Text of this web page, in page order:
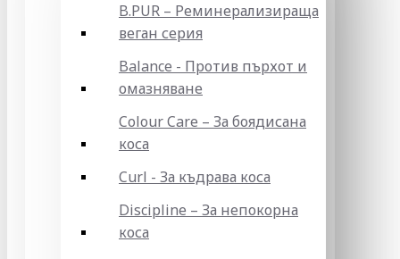
B.PUR – Реминерализираща
веган серия
Balance - Против пърхот и
омазняване
Colour Care – За боядисана
коса
Curl - За къдрава коса
Discipline – За непокорна
коса